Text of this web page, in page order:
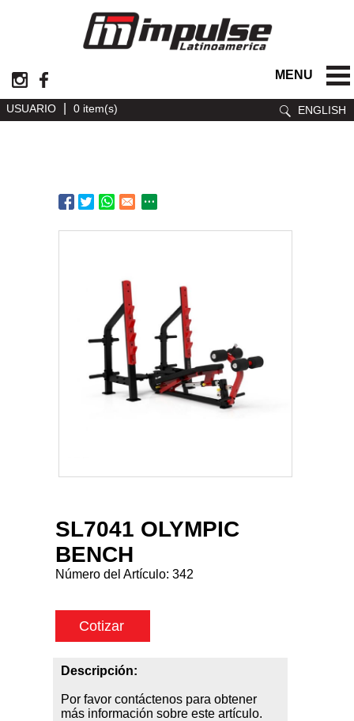
MENU
ENGLISH
USUARIO 0 item(s)
SL7041 OLYMPIC
BENCH
Número del Artículo: 342
Cotizar
Descripción:
Por favor contáctenos para obtener
más información sobre este artículo.